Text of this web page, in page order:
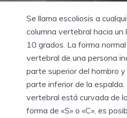
Se llama escoliosis a
columna vertebral hacia un
10 grados. La forma
vertebral de una persona
parte superior del hombro
parte inferior de la espalda.
vertebral está curvada de
forma de «S» o «C», es